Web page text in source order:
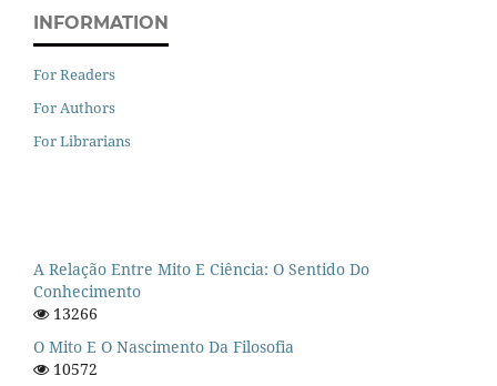
INFORMATION
For Readers
For Authors
For Librarians
A Relação Entre Mito E Ciência: O Sentido Do
Conhecimento
13266
O Mito E O Nascimento Da Filosofia
10572